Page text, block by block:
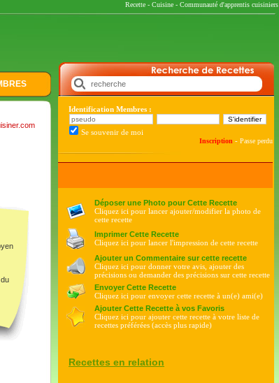
Recette - Cuisine - Communauté d'apprentis cuisiniers
Identification Membres :
Se souvenir de moi
Inscription - Passe perdu
Déposer une Photo pour Cette Recette
Cliquez ici pour lancer ajouter/modifier la photo de
cette recette
Imprimer Cette Recette
Cliquez ici pour lancer l'impression de cette recette
Ajouter un Commentaire sur cette recette
Cliquez ici pour donner votre avis, ajouter des
précisions ou demander des précisions sur cette recette
Envoyer Cette Recette
Cliquez ici pour envoyer cette recette à un(e) ami(e)
Ajouter Cette Recette à vos Favoris
Cliquez ici pour ajouter cette recette à votre liste de
recettes préférées (accès plus rapide)
Recettes en relation